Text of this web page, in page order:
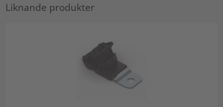
Liknande produkter